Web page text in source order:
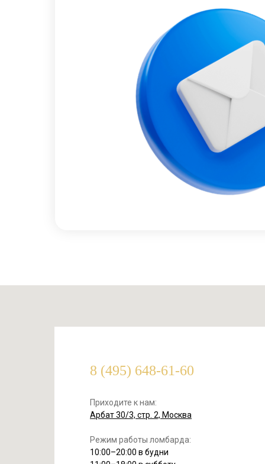
8 (495) 648-61-60
Приходите к нам:
Арбат 30/3, стр. 2, Москва
Режим работы ломбарда:
10:00–20:00 в будни